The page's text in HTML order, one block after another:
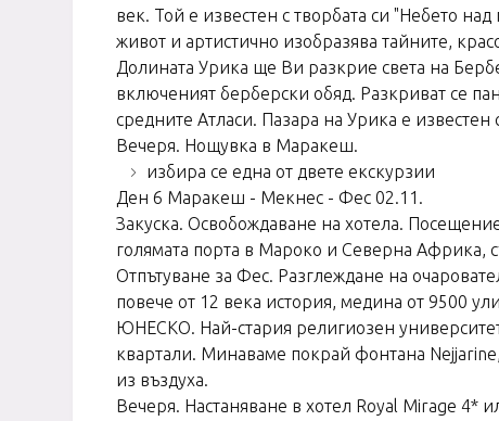
век. Той е известен с творбата си "Небето
живот и артистично изобразява тайните,
Долината Урика ще Ви разкрие света на
включеният берберски обяд. Разкриват се
средните Атласи. Пазара на Урика е
Вечеря. Нощувка в Маракеш.
избира се една от двете екскурзии
Ден 6 Маракеш - Мекнес - Фес 02.11.
Закуска. Освобождаване на хотела.
голямата порта в Мароко и Северна
Отпътуване за Фес. Разглеждане на
повече от 12 века история, медина от 9500
ЮНЕСКО. Най-стария религиозен
квартали. Минаваме покрай фонтана
из въздуха.
Вечеря. Настаняване в хотел Royal Mirage 4*